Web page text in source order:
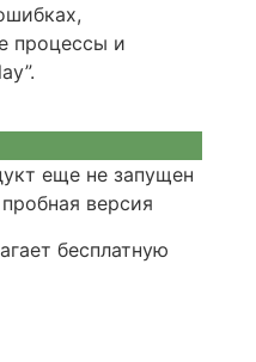
процессы и
еще не запущен
бесплатную